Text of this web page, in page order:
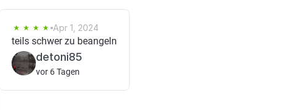
Apr 1, 2024
teils schwer zu beangeln
detoni85
vor 6 Tagen